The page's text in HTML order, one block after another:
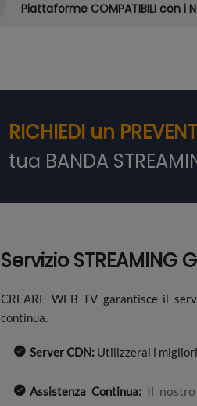
Piattaforme COMPATIBILI con i
RICHIEDI un
tua BANDA
Servizio STREAMING
CREARE WEB TV garantisce il
continua.
Server CDN: Utilizzerai i
Assistenza Continua:Il nostro